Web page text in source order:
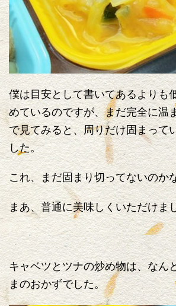
僕は目安として書いてあるよりも
めているのですが、まだ完全に温
で見てみると、周りだけ固まって
した。
これ、まだ固まり切ってないのか
まあ、普通に美味しくいただけま
キャベツとツナの炒め物は、なん
まのおかずでした。